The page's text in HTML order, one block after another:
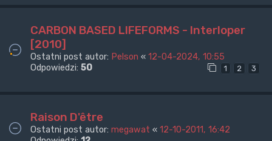
CARBON BASED LIFEFORMS - Interloper
[2010]
Ostatni post autor: Pelson « 12-04-2024, 10:55
Odpowiedzi: 50 1 2 3
Raison D'être
Ostatni post autor: megawat « 12-10-2011, 16:42